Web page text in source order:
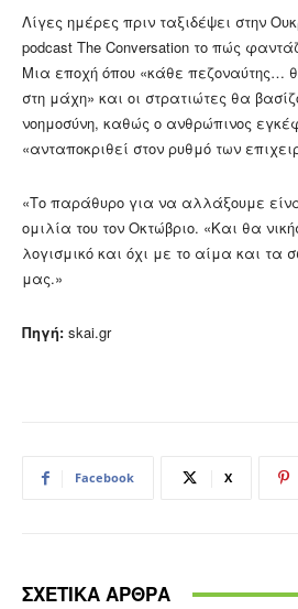
Λίγες ημέρες πριν ταξιδέψει στην
podcast The Conversation το πώς
Μια εποχή όπου «κάθε πεζοναύτης…
στη μάχη» και οι στρατιώτες θα
νοημοσύνη, καθώς ο ανθρώπινος
«ανταποκριθεί στον ρυθμό των
«Το παράθυρο για να αλλάξουμε
ομιλία του τον Οκτώβριο. «Και θα
λογισμικό και όχι με το αίμα και τα
μας.»
Πηγή: skai.gr
Facebook X
ΣΧΕΤΙΚΑ ΑΡΘΡΑ